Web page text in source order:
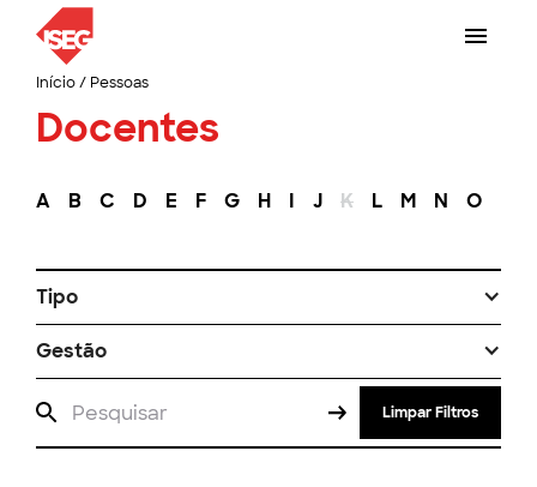
Início/ Pessoas
Docentes
A B C D E F G H I J K L M N O
Tipo
Gestão
Limpar Filtros